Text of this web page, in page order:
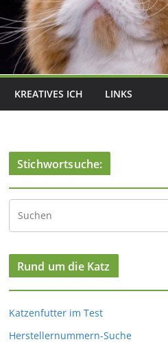
KREATIVES ICH LINKS
Stichwortsuche:
Rund um die Katz
Katzenfutter im Test
Herstellernummern-Suche